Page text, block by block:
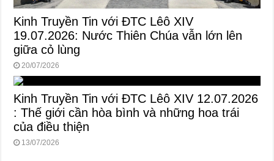
Kinh Truyền Tin với ĐTC Lêô XIV
19.07.2026: Nước Thiên Chúa vẫn lớn lên
giữa cỏ lùng
20/07/2026
Kinh Truyền Tin với ĐTC Lêô XIV 12.07.2026
: Thế giới cần hòa bình và những hoa trái
của điều thiện
13/07/2026